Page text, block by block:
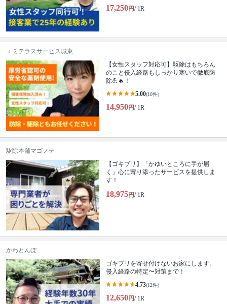
17,250円/ 1R
エミテラスサービス城東
【女性スタッフ対応可】駆除はもちろん
のこと侵入経路もしっかり塞いで徹底防
除💪🔥！
5.00(10件)
14,950円/ 1R
駆除本舗マゴノテ
【ゴキブリ】「かゆいところに手が届
く」心に寄り添ったサービスを提供しま
す！
18,975円/ 1R
かわとんぼ
ゴキブリを寄せ付けないお家にします。
侵入経路の特定〜対策まで！
4.73(12件)
12,650円/ 1R